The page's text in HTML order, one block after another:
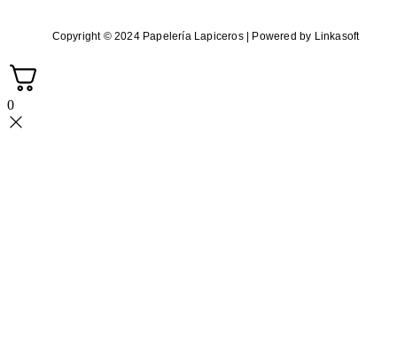
Copyright © 2024 Papelería Lapiceros | Powered by Linkasoft
0